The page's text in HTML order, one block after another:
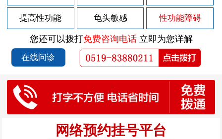
提高性功能 龟头敏感 性功能障碍
您还可以拨打免费咨询电话立即为您详解
在线问诊
网络预约挂号平台